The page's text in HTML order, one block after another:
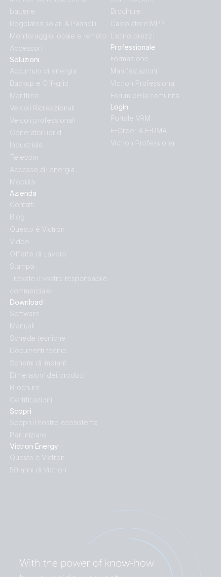
batterie
Regolatori solari & Pannelli
Monitoraggio locale e remoto
Accessori
Scopri
Scopri il nostro ecosistema
Per iniziare
Victron Energy
Questo è Victron
50 anni di Victron
Download
Software
Manuali
Schede tecniche
Documenti tecnici
Schemi di impianti
Dimensioni dei prodotti
Brochure
Certificazioni
Soluzioni
Accumulo di energia
Backup e Off-grid
Marittimo
Veicoli Ricreazionali
Veicoli professionali
Generatori ibridi
Industriale
Telecom
Accesso all'energia
Mobilità
Azienda
Contatti
Blog
Questo è Victron
Video
Offerte di Lavoro
Stampa
Trovate il vostro responsabile
commerciale
Brochure
Calcolatore MPPT
Listino prezzi
Professionale
Formazione
Manifestazioni
Victron Professional
Forum della comunità
Login
Portale VRM
E-Order & E-RMA
Victron Professional